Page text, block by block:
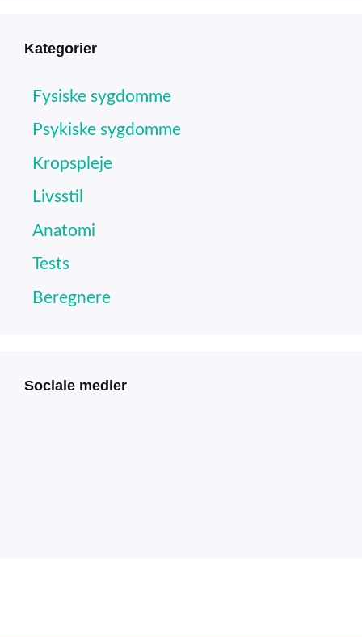
Kategorier
Fysiske sygdomme
Psykiske sygdomme
Kropspleje
Livsstil
Anatomi
Tests
Beregnere
Sociale medier